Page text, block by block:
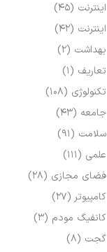
اینترنت (۴۵)
اینترنت (۴۲)
بهداشت (۲)
تعاریف (۱)
تکنولوژی (۱۰۸)
جامعه (۴۳)
سلامت (۹۱)
علمی (۱۱۱)
فضای مجازی (۲۸)
کامپیوتر(۲۷)
کانفیگ مودم (۳)
گجت (۸)